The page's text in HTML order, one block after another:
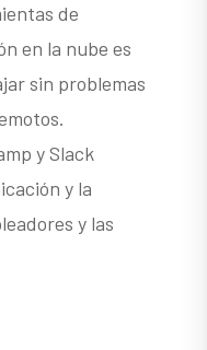
de
en la nube es
sin problemas
y Slack
y la
y las